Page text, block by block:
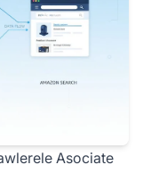
Asociate